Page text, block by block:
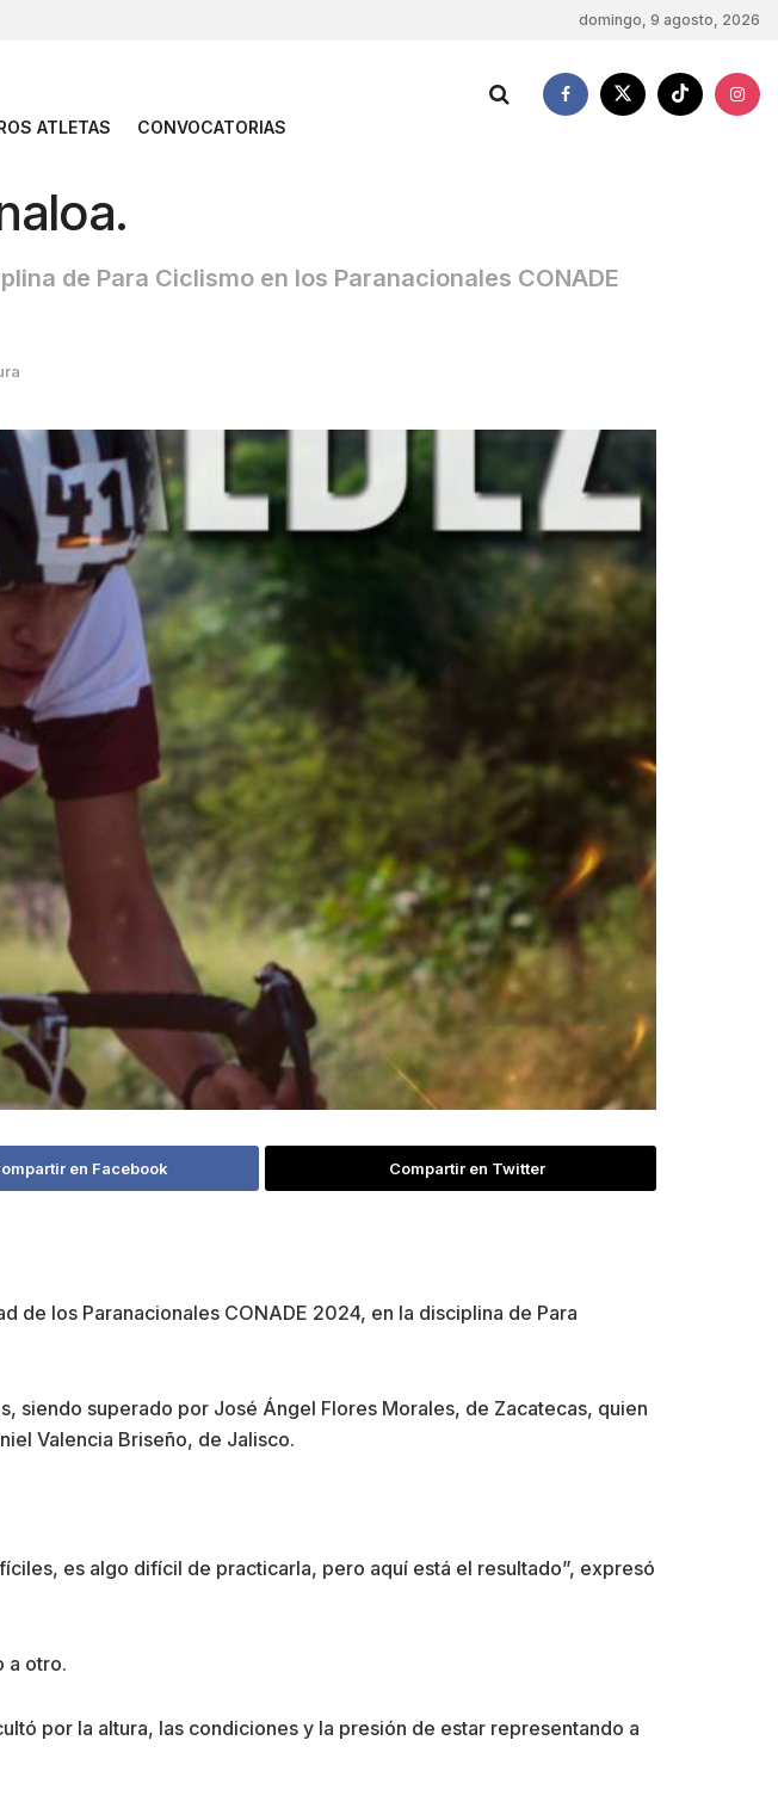
domingo, 9 agosto, 2026
ATLETAS CONVOCATORIAS
de Para Ciclismo en los Paranacionales CONADE
en Facebook Compartir en Twitter
de los Paranacionales CONADE 2024, en la disciplina de Para
siendo superado por José Ángel Flores Morales, de Zacatecas, quien
Valencia Briseño, de Jalisco.
es algo difícil de practicarla, pero aquí está el resultado”, expresó
a otro.
por la altura, las condiciones y la presión de estar representando a